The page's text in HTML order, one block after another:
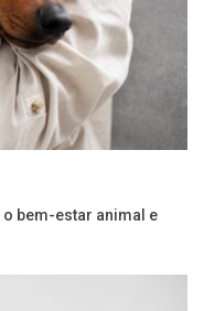
o bem-estar animal e